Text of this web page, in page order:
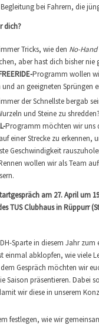
bei Fahrern, die
dich?
Tricks, wie den No-Hand
aber hast dich bisher nie
Programm wollen
an geeigneten Sprüngen
der Schnellste bergab
und Steine zu
Programm möchten wir uns
einer Strecke zu erkennen,
Geschwindigkeit
wollen wir als Team
am 27. April um
TUS Clubhaus in Rüppurr
Sparte in diesem Jahr zum
einmal abklopfen, wie viele
Gespräch möchten wir
Saison präsentieren. Dabei
wir diese in unserem
festlegen, wie wir